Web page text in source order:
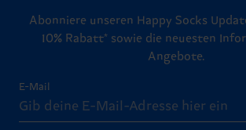
Abonniere unseren Happy Socks
10% Rabatt* sowie die neuesten
Angebote.
E-Mail